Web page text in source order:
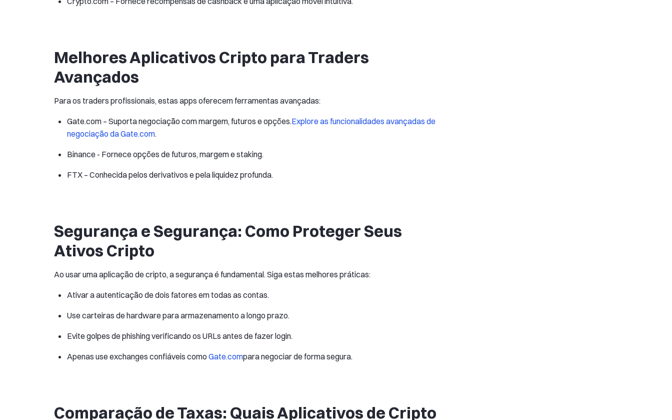
Melhores Aplicativos Cripto para Traders
Avançados
Para os traders profissionais, estas apps oferecem ferramentas avançadas:
Gate.com – Suporta negociação com margem, futuros e opções.Explore as funcionalidades avançadas de
negociação da Gate.com.
Binance - Fornece opções de futuros, margem e staking.
FTX – Conhecida pelos derivativos e pela liquidez profunda.
Segurança e Segurança: Como Proteger Seus
Ativos Cripto
Ao usar uma aplicação de cripto, a segurança é fundamental. Siga estas melhores práticas:
Ativar a autenticação de dois fatores em todas as contas.
Use carteiras de hardware para armazenamento a longo prazo.
Evite golpes de phishing verificando os URLs antes de fazer login.
Apenas use exchanges confiáveis como Gate.compara negociar de forma segura.
Comparação de Taxas: Quais Aplicativos de Cripto